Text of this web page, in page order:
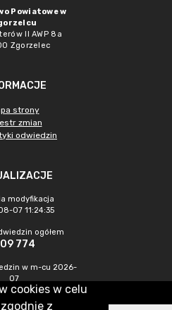
Powiatowe w
II AWP 8a
Zgorzelec
strony
zmian
odwiedzin
modyfikacja
07 11:24:35
ogółem
774
w m-cu 2026-
07
472
cookies w celu
z